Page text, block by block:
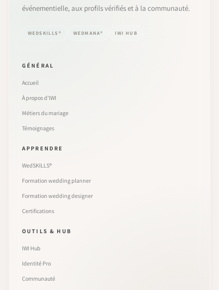
événementielle, aux profils vérifiés et à la communauté.
WEDSKILLS® WEDMANA® IWI HUB
GÉNÉRAL
Accueil
À propos d’IWI
Métiers du mariage
Témoignages
APPRENDRE
WedSKILLS®
Formation wedding planner
Formation wedding designer
Certifications
OUTILS & HUB
IWI Hub
Identité Pro
Communauté